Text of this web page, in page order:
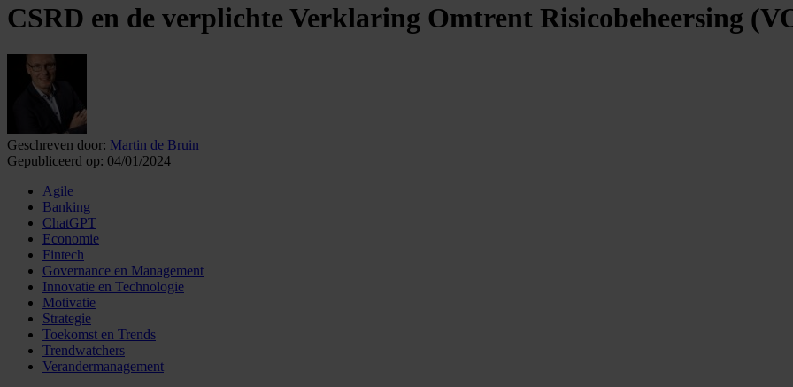
CSRD en de verplichte Verklaring Omtrent Risicobeheersing
Geschreven door: Martin de Bruin
Gepubliceerd op: 04/01/2024
Agile
Banking
ChatGPT
Economie
Fintech
Governance en Management
Innovatie en Technologie
Motivatie
Strategie
Toekomst en Trends
Trendwatchers
Verandermanagement